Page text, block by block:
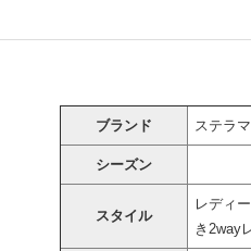
ブランド ステラ
シーズン
スタイル
レディ
き2way